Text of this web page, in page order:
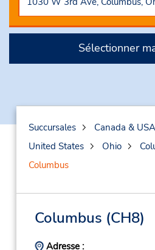
Sélectionner
Succursales
Canada & USA
United States
Ohio
Columbus
Columbus (CH8)
Adresse :